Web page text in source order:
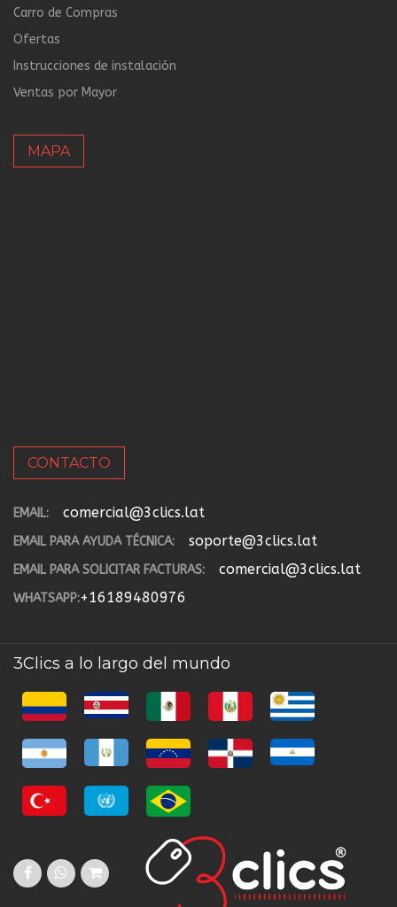
Carro de Compras
Ofertas
Instrucciones de instalación
Ventas por Mayor
MAPA
CONTACTO
EMAIL: comercial@3clics.lat
EMAIL PARA AYUDA TÉCNICA: soporte@3clics.lat
EMAIL PARA SOLICITAR FACTURAS: comercial@3clics.lat
WHATSAPP:+16189480976
3Clics a lo largo del mundo